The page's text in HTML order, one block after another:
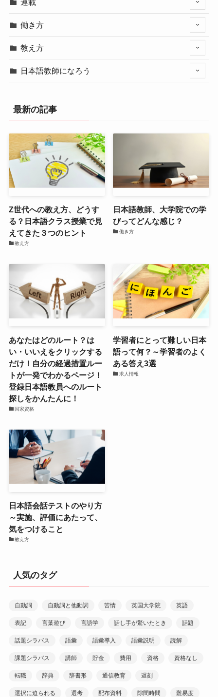
連載
働き方
教え方
日本語教師になろう
最新の記事
Z世代への教え方、どうす
る？日本語クラス授業で見
えてきた３つのヒント
教え方
日本語教師、大学院での学
びってどんな感じ？
働き方
あなたはどのルート？は
い・いいえをクリックする
だけ！自分の経過措置ルー
トが一発でわかるページ！
登録日本語教員へのルート
探しをかんたんに！
国家資格
学習者にとって難しい日本
語って何？～学習者のよく
ある答え3選
求人情報
日本語会話テストのやり方
～実施、評価にあたって、
気をつけること
教え方
人気のタグ
自動詞 自動詞と他動詞 苦情 英国大学院 英語
表記 言葉遊び 言語学 話し手が驚いたとき 話題
話題シラバス 語彙 語彙導入 語彙説明 読解
課題シラバス 講師 貯金 費用 資格 資格なし
転職 辞典 辞書形 通信教育 遅刻
選択に迫られる 選考 配布資料 隙間時間 難易度